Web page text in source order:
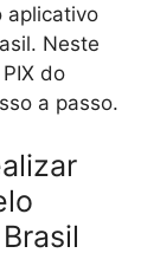
aplicativo
Neste
do
a passo.